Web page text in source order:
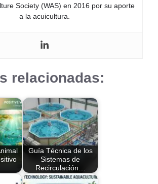
Society (WAS) en 2016 por su aporte
a la acuicultura.
relacionadas:
Guía Técnica de los
Sistemas de
Recirculación…